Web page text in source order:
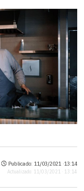
Publicado: 11/03/2021 ·13:14
Actualizado: 11/03/2021 · 13:14